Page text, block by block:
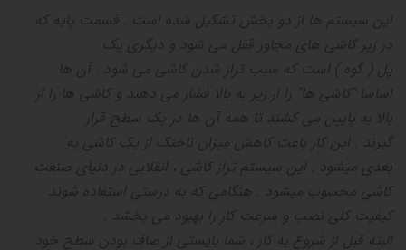
این سیستم ها از دو بخش تشکیل شده است
قسمت پایه که
در زیر کاشی های مجاور قفل می شود و دیگری یک
پل ( گوه ) است که سبب تراز شدن کاشی می شود
آن ها
اساسا کاشی ها
را از زیر به بالا فشار می دهند و کاشی ها را از
بالا به پایین می کشند تا همه آن ها در یک سطح قرار
گیرند
این کار باعث کاهش میزان ناخنک از یک کاشی به
بعدی میشود
این سیستم تراز کاشی ، انقلابی در دنیای صنعت
کاشی محسوب میشود
هنگامی که به درستی استفاده شوند
کیفیت کلی نصب و سرعت کار را بهبود می بخشد
البته قبل از شروع به کار ، شما بایستی از صاف بودن سطح خود